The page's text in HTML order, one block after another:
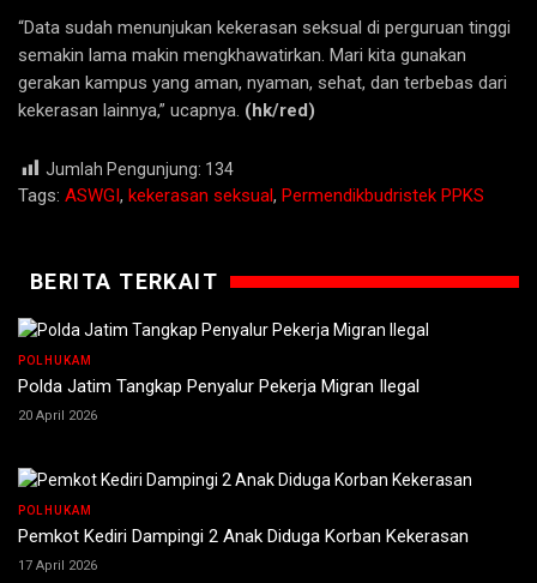
“Data sudah menunjukan kekerasan seksual di perguruan tinggi
semakin lama makin mengkhawatirkan. Mari kita gunakan
gerakan kampus yang aman, nyaman, sehat, dan terbebas dari
kekerasan lainnya,” ucapnya. (hk/red)
Jumlah Pengunjung: 134
Tags: ASWGI, kekerasan seksual, Permendikbudristek PPKS
BERITA TERKAIT
POLHUKAM
Polda Jatim Tangkap Penyalur Pekerja Migran Ilegal
20 April 2026
POLHUKAM
Pemkot Kediri Dampingi 2 Anak Diduga Korban Kekerasan
17 April 2026